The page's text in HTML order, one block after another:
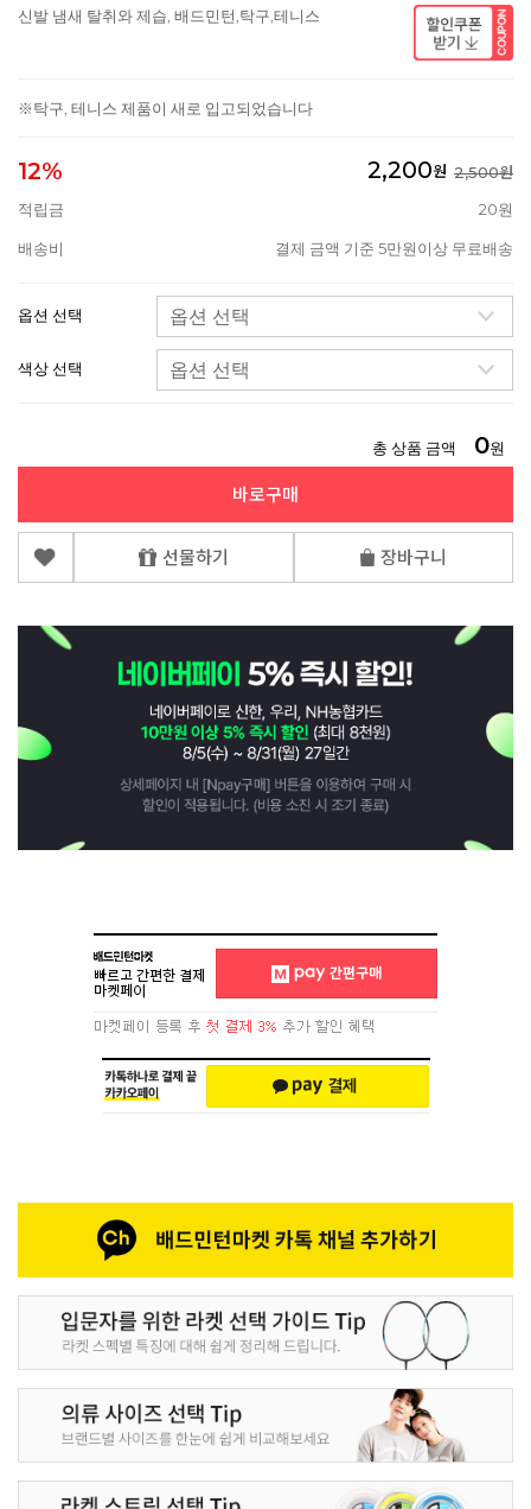
신발 냄새 탈취와 제습, 배드민턴,탁구,테니스
※탁구, 테니스 제품이 새로 입고되었습니다
12% 2,200원 2,500원
적립금
20원
배송비 결제 금액 기준 5만원이상 무료배송
옵션 선택
색상 선택
총 상품 금액 0원
바로구매
선물하기 장바구니